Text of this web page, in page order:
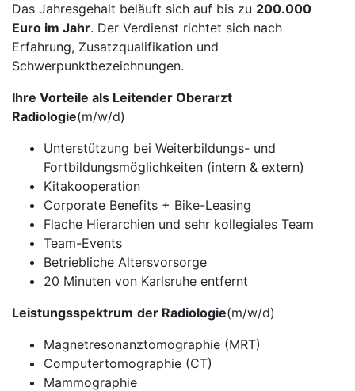
Das Jahresgehalt beläuft sich auf bis zu 200.000
Euro im Jahr. Der Verdienst richtet sich nach
Erfahrung, Zusatzqualifikation und
Schwerpunktbezeichnungen.
Ihre Vorteile als Leitender Oberarzt
Radiologie(m/w/d)
Unterstützung bei Weiterbildungs- und
Fortbildungsmöglichkeiten (intern & extern)
Kitakooperation
Corporate Benefits + Bike-Leasing
Flache Hierarchien und sehr kollegiales Team
Team-Events
Betriebliche Altersvorsorge
20 Minuten von Karlsruhe entfernt
Leistungsspektrum der Radiologie(m/w/d)
Magnetresonanztomographie (MRT)
Computertomographie (CT)
Mammographie